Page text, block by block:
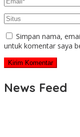
Simpan nama,
untuk komentar saya
News Feed